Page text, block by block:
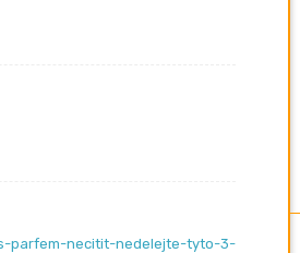
parfem-necitit-nedelejte-tyto-3-